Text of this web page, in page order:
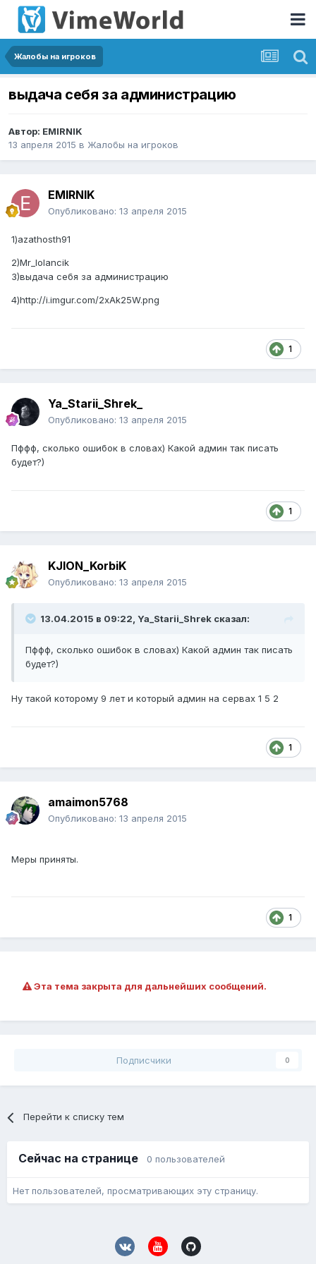
Жалобы на игроков
выдача себя за администрацию
Автор: EMIRNIK
13 апреля 2015 в Жалобы на игроков
EMIRNIK
Опубликовано: 13 апреля 2015
1)azathosth91
2)Mr_lolancik
3)выдача себя за администрацию
4)http://i.imgur.com/2xAk25W.png
1
Ya_Starii_Shrek_
Опубликовано: 13 апреля 2015
Пффф, сколько ошибок в словах) Какой админ так писать
будет?)
1
KJION_KorbiK
Опубликовано: 13 апреля 2015
13.04.2015 в 09:22, Ya_Starii_Shrek сказал:
Пффф, сколько ошибок в словах) Какой админ так писать
будет?)
Ну такой которому 9 лет и который админ на сервах 1 5 2
1
amaimon5768
Опубликовано: 13 апреля 2015
Меры приняты.
1
Эта тема закрыта для дальнейших сообщений.
Подписчики 0
Перейти к списку тем
Сейчас на странице 0 пользователей
Нет пользователей, просматривающих эту страницу.